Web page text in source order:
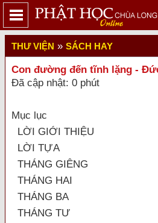
THƯ VIỆN » SÁCH HAY
Con đường đến tĩnh lặng -
Đã cập nhật: 0 phút
Mục lục
LỜI GIỚI THIỆU
LỜI TỰA
THÁNG GIÊNG
THÁNG HAI
THÁNG BA
THÁNG TƯ